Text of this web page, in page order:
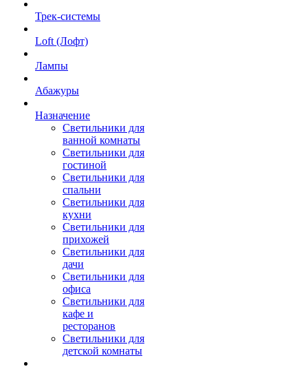
Трек-системы
Loft (Лофт)
Лампы
Абажуры
Назначение
Светильники для
ванной комнаты
Светильники для
гостиной
Светильники для
спальни
Светильники для
кухни
Светильники для
прихожей
Светильники для
дачи
Светильники для
офиса
Светильники для
кафе и
ресторанов
Светильники для
детской комнаты